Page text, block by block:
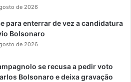
de 2026
para enterrar de vez a candidatura
Bolsonaro
de 2026
se recusa a pedir voto
Bolsonaro e deixa gravação